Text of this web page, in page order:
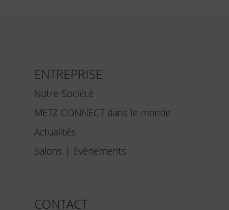
ENTREPRISE
Notre Société
METZ CONNECT dans le monde
Actualités
Salons | Évènements
CONTACT